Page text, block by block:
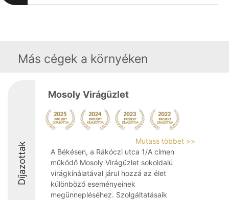
Más cégek a környéken
Díjazottak
Mosoly Virágüzlet
Mutass többet >>
A Békésen, a Rákóczi utca 1/A címen
működő Mosoly Virágüzlet sokoldalú
virágkínálatával járul hozzá az élet
különböző eseményeinek
megünnepléséhez. Szolgáltatásaik